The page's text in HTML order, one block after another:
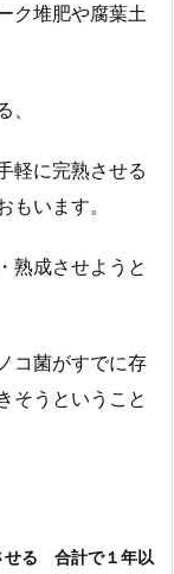
ク堆肥や腐葉土
軽に完熟させる
います。
熟成させようと
コ菌がすでに存
そうということ
せる 合計で１年以